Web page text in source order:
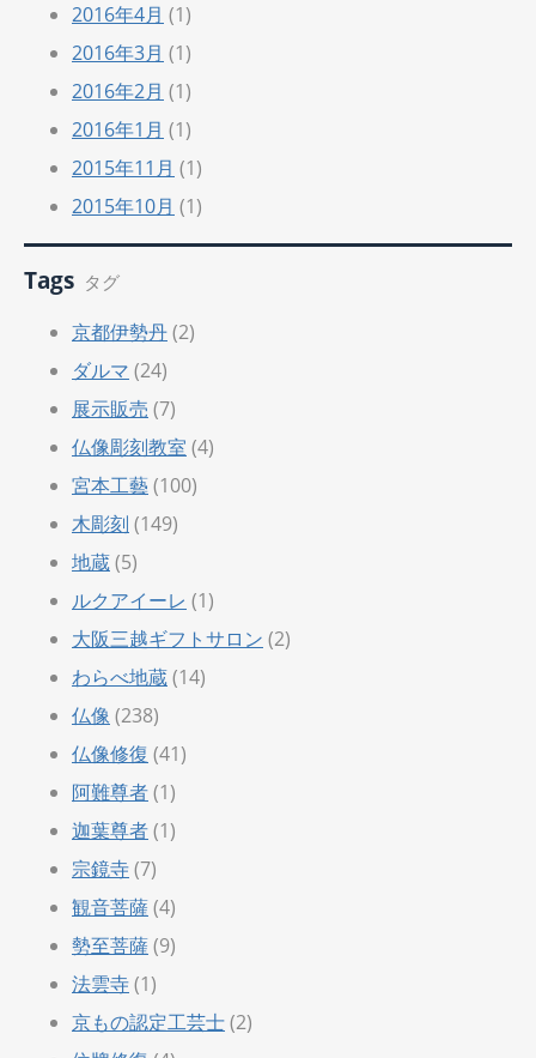
2016年4月 (1)
2016年3月 (1)
2016年2月 (1)
2016年1月 (1)
2015年11月 (1)
2015年10月 (1)
Tags タグ
京都伊勢丹(2)
ダルマ (24)
展示販売 (7)
仏像彫刻教室 (4)
宮本工藝(100)
木彫刻 (149)
地蔵(5)
ルクアイーレ (1)
大阪三越ギフトサロン (2)
わらべ地蔵(14)
仏像 (238)
仏像修復 (41)
阿難尊者(1)
迦葉尊者(1)
宗鏡寺(7)
観音菩薩(4)
勢至菩薩(9)
法雲寺(1)
京もの認定工芸士(2)